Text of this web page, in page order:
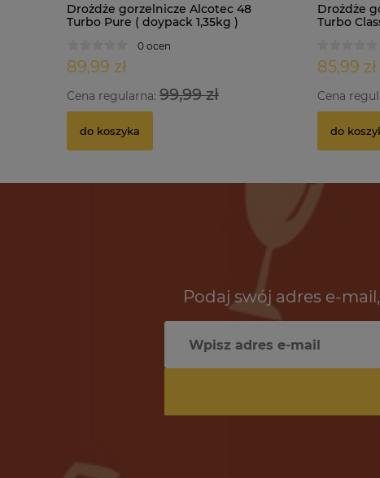
Drożdże gorzelnicze Alcotec 48
Turbo Pure ( doypack 1,35kg )
0 ocen
89,99 zł
Cena regularna: 99,99 zł
do koszyka
Drożdże
Turbo
85,99 zł
Cena
do
Podaj swój adres e-